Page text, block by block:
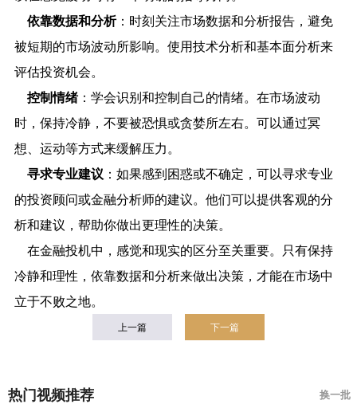
依靠数据和分析：时刻关注市场数据和分析报告，避免
被短期的市场波动所影响。使用技术分析和基本面分析来
评估投资机会。
控制情绪：学会识别和控制自己的情绪。在市场波动
时，保持冷静，不要被恐惧或贪婪所左右。可以通过冥
想、运动等方式来缓解压力。
寻求专业建议 ：如果感到困惑或不确定，可以寻求专业
的投资顾问或金融分析师的建议。他们可以提供客观的分
析和建议，帮助你做出更理性的决策。
在金融投机中，感觉和现实的区分至关重要。只有保持
冷静和理性，依靠数据和分析来做出决策，才能在市场中
立于不败之地。
上一篇 下一篇
热门视频推荐 换一批